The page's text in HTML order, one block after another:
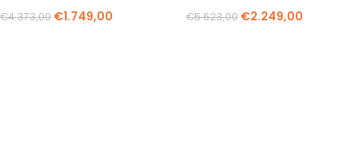
€4.373,00 €1.749,00 €5.623,00 €2.249,00